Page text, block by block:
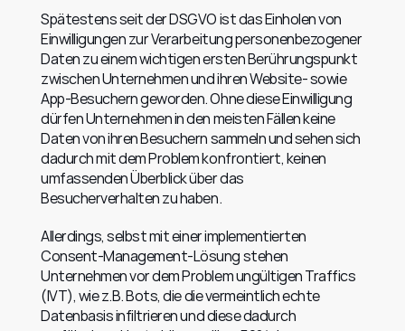
Spätestens seit der DSGVO ist das Einholen von
Einwilligungen zur Verarbeitung personenbezogener
Daten zu einem wichtigen ersten Berührungspunkt
zwischen Unternehmen und ihren Website- sowie
App-Besuchern geworden. Ohne diese Einwilligung
dürfen Unternehmen in den meisten Fällen keine
Daten von ihren Besuchern sammeln und sehen sich
dadurch mit dem Problem konfrontiert, keinen
umfassenden Überblick über das
Besucherverhalten zu haben.
Allerdings, selbst mit einer implementierten
Consent-Management-Lösung stehen
Unternehmen vor dem Problem ungültigen Traffics
(IVT), wie z.B. Bots, die die vermeintlich echte
Datenbasis infiltrieren und diese dadurch